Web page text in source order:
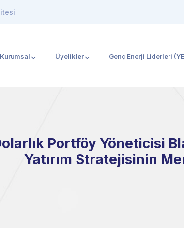
Kurumsal Üyelikler Genç Enerji Liderleri
Portföy Yöneticisi
Yatırım Stratejisinin